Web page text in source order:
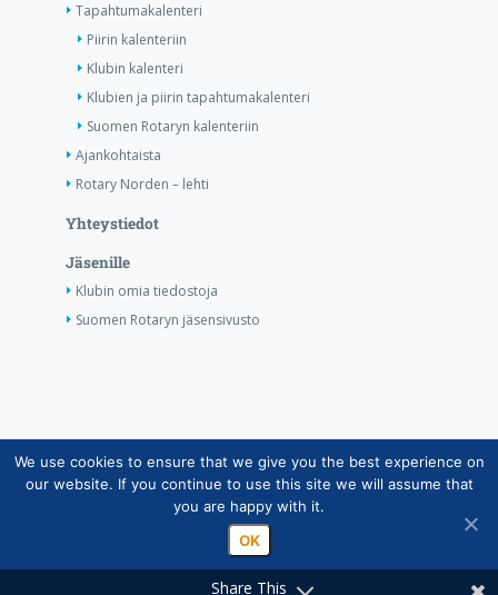
Tapahtumakalenteri
Piirin kalenteriin
Klubin kalenteri
Klubien ja piirin tapahtumakalenteri
Suomen Rotaryn kalenteriin
Ajankohtaista
Rotary Norden – lehti
Yhteystiedot
Jäsenille
Klubin omia tiedostoja
Suomen Rotaryn jäsensivusto
Copyright © Suomen Rotarypalvelu ry 2026 |
Jäsentietojärjestelmän tietosuojaseloste| Henkilötietojen
käsittely Rotarytoiminnassa
Share This
We use cookies to ensure that we give you the best experience on
our website. If you continue to use this site we will assume that
you are happy with it.
OK